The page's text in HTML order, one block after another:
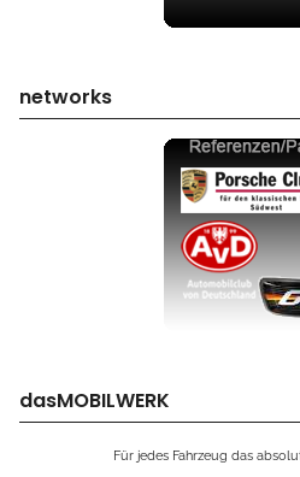
networks
dasMOBILWERK
Für jedes Fahrzeug das